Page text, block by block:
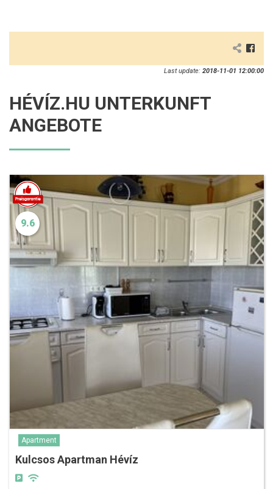
Last update: 2018-11-01 12:00:00
HÉVÍZ.HU UNTERKUNFT
ANGEBOTE
9.6
Apartment
Kulcsos Apartman Hévíz